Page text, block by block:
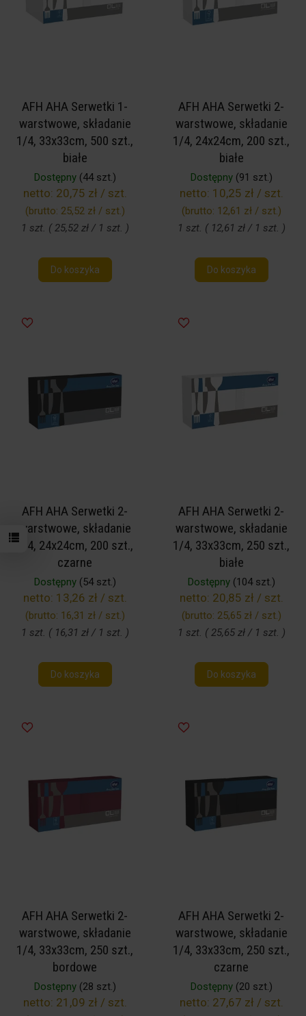
AFH AHA Serwetki 1-
warstwowe, składanie
1/4, 33x33cm, 500 szt.,
białe
Dostępny(44 szt.)
netto: 20,75 zł / szt.
(brutto: 25,52 zł / szt.)
1 szt. ( 25,52 zł / 1 szt. )
Do koszyka
AFH AHA Serwetki 2-
warstwowe, składanie
1/4, 24x24cm, 200 szt.,
białe
Dostępny(91 szt.)
netto: 10,25 zł / szt.
(brutto: 12,61 zł / szt.)
1 szt. ( 12,61 zł / 1 szt. )
Do koszyka
AFH AHA Serwetki 2-
warstwowe, składanie
1/4, 24x24cm, 200 szt.,
czarne
Dostępny(54 szt.)
netto: 13,26 zł / szt.
(brutto: 16,31 zł / szt.)
1 szt. ( 16,31 zł / 1 szt. )
Do koszyka
AFH AHA Serwetki 2-
warstwowe, składanie
1/4, 33x33cm, 250 szt.,
białe
Dostępny(104 szt.)
netto: 20,85 zł / szt.
(brutto: 25,65 zł / szt.)
1 szt. ( 25,65 zł / 1 szt. )
Do koszyka
AFH AHA Serwetki 2-
warstwowe, składanie
1/4, 33x33cm, 250 szt.,
bordowe
Dostępny(28 szt.)
netto: 21,09 zł / szt.
AFH AHA Serwetki 2-
warstwowe, składanie
1/4, 33x33cm, 250 szt.,
czarne
Dostępny(20 szt.)
netto: 27,67 zł / szt.